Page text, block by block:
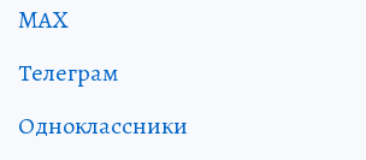
MAX
Телеграм
Одноклассники